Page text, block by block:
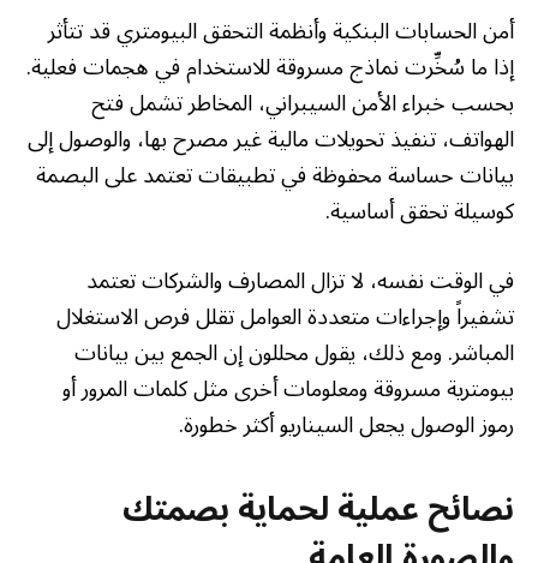
أمن الحسابات البنكية وأنظمة التحقق البيومتري قد تتأثر
إذا ما سُخِّرت نماذج مسروقة للاستخدام في هجمات فعلية.
بحسب خبراء الأمن السيبراني، المخاطر تشمل فتح
الهواتف، تنفيذ تحويلات مالية غير مصرح بها، والوصول إلى
بيانات حساسة محفوظة في تطبيقات تعتمد على البصمة
كوسيلة تحقق أساسية.
في الوقت نفسه، لا تزال المصارف والشركات تعتمد
تشفيراً وإجراءات متعددة العوامل تقلل فرص الاستغلال
المباشر. ومع ذلك، يقول محللون إن الجمع بين بيانات
بيومترية مسروقة ومعلومات أخرى مثل كلمات المرور أو
رموز الوصول يجعل السيناريو أكثر خطورة.
نصائح عملية لحماية بصمتك